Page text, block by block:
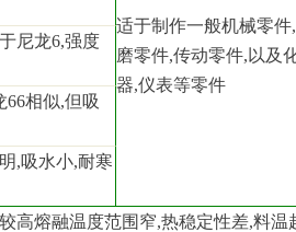
适于制作一般机械零件
磨零件,传动零件,以及
器,仪表等零件
尼龙6,强度
66相似,但吸
,吸水小,耐寒
高熔融温度范围窄,热稳定性差,料温